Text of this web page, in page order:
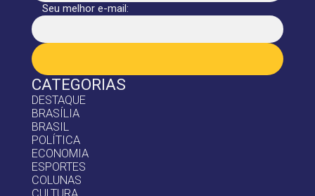
CATEGORIAS
DESTAQUE
BRASÍLIA
BRASIL
POLÍTICA
ECONOMIA
ESPORTES
COLUNAS
Seu melhor e-mail: